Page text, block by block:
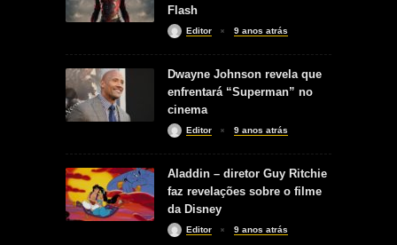
Flash
Editor 9 anos atrás
Dwayne Johnson revela que
enfrentará “Superman” no
cinema
Editor 9 anos atrás
Aladdin – diretor Guy Ritchie
faz revelações sobre o filme
da Disney
Editor 9 anos atrás